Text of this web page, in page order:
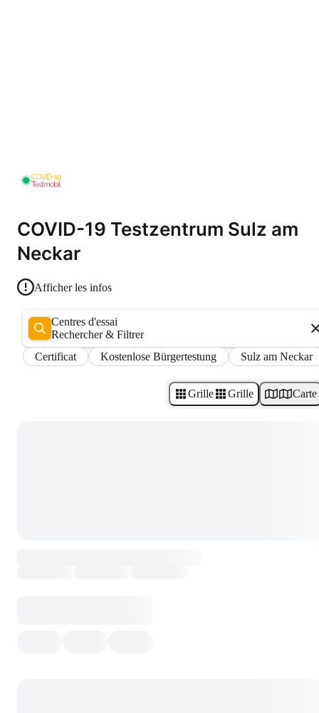
COVID-19 Testzentrum Sulz am
Neckar
Afficher les infos
Centres d'essai
Rechercher & Filtrer
Certificat
Kostenlose Bürgertestung Sulz am Neckar
Grille Grille Carte